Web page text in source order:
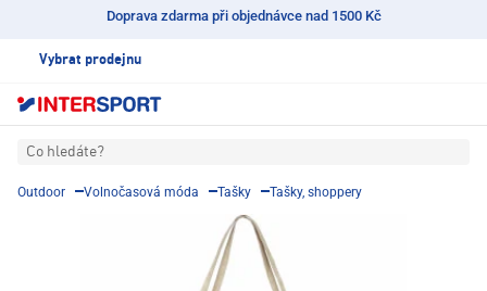
Doprava zdarma při objednávce nad 1500 Kč
Vybrat prodejnu
Co hledáte?
Outdoor Volnočasová móda Tašky Tašky, shoppery